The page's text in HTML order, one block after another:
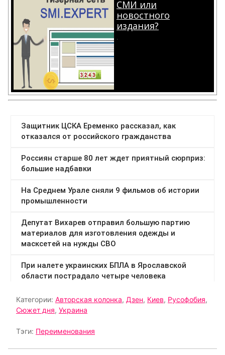
СМИ или
новостного
издания?
.
Категории: Авторская колонка, Дзен, Киев, Русофобия,
Сюжет дня, Украина
Тэги: Переименования